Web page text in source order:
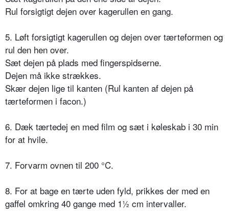
Rul forsigtigt dejen over kagerullen en gang.
5. Løft forsigtigt kagerullen og dejen over tærteformen og
rul den hen over.
Sæt dejen på plads med fingerspidserne.
Dejen må ikke strækkes.
Skær dejen lige til kanten (Rul kanten af dejen på
tærteformen i facon.)
6. Dæk tærtedej en med film og sæt i køleskab i 30 min
for at hvile.
7. Forvarm ovnen til 200 °C.
8. For at bage en tærte uden fyld, prikkes der med en
gaffel omkring 40 gange med 1½ cm intervaller.